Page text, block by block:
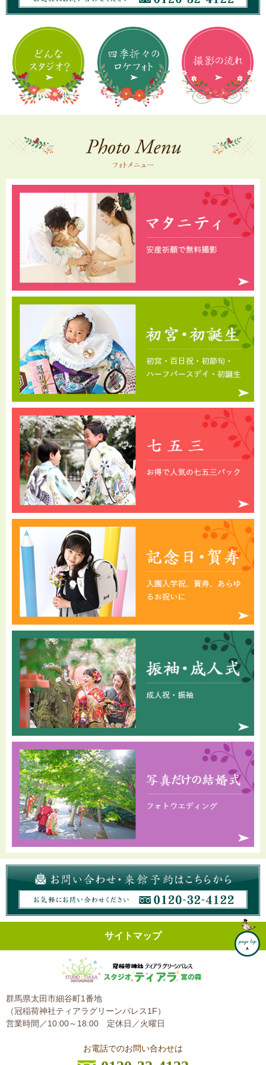
サイトマップ
群馬県太田市細谷町1番地
（冠稲荷神社ティアラグリーンパレス1F）
営業時間／10:00～18:00 定休日／火曜日
お電話でのお問い合わせは